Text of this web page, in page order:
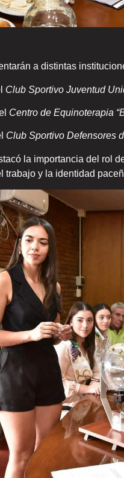
a distintas
Club Sportivo Juventud
Centro de Equinoterapia
Club Sportivo Defensores
la importancia del rol
trabajo y la identidad